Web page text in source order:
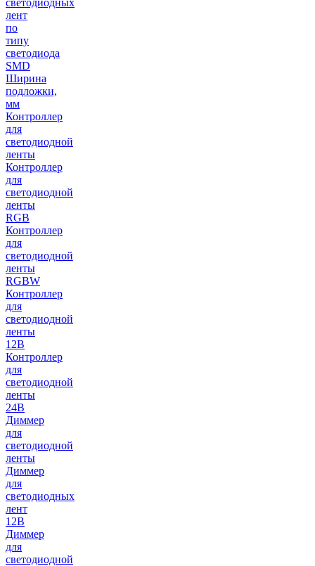
светодиодных
лент
по
типу
светодиода
SMD
Ширина
подложки,
мм
Контроллер
для
светодиодной
ленты
Контроллер
для
светодиодной
ленты
RGB
Контроллер
для
светодиодной
ленты
RGBW
Контроллер
для
светодиодной
ленты
12В
Контроллер
для
светодиодной
ленты
24В
Диммер
для
светодиодной
ленты
Диммер
для
светодиодных
лент
12В
Диммер
для
светодиодной